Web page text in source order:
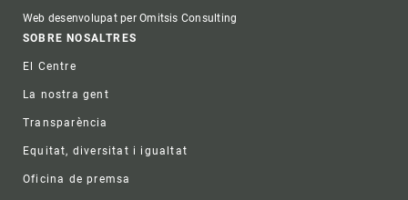
Web desenvolupat per Omitsis Consulting
Footer
SOBRE NOSALTRES
El Centre
La nostra gent
Transparència
Equitat, diversitat i igualtat
Oficina de premsa